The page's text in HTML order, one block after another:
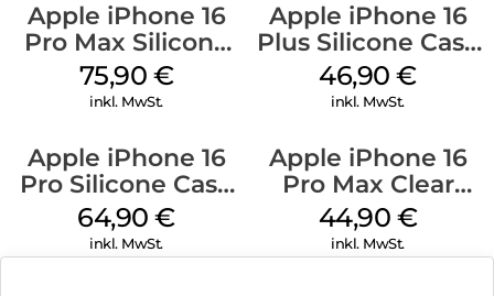
Apple iPhone 16
Pro Max Silicone
Case MagSafe
Stone Gray
75,90 €
inkl. MwSt.
Apple iPhone 16
Plus Silicone Case
MagSafe Stone
Gray
46,90€
inkl. MwSt.
Apple iPhone 16
Pro Silicone Case
MagSafe Denim
64,90€
inkl. MwSt.
Apple iPhone 16
Pro Max Clear
Case MagSafe
Transparent
44,90 €
inkl. MwSt.